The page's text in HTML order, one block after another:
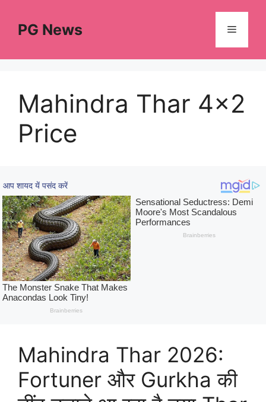
contentPG News Menu
Mahindra Thar 4×2
Price
Mahindra Thar 2026:
Fortuner और Gurkha की